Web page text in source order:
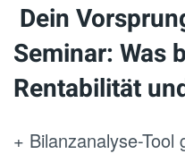
Dein
Seminar: Was
Rentabilität
+ Bilanzanalyse-